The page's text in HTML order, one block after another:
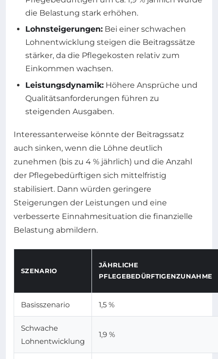
die Belastung stark erhöhen.
Lohnsteigerungen: Bei einer schwachen
Lohnentwicklung steigen die Beitragssätze
stärker, da die Pflegekosten relativ zum
Einkommen wachsen.
Leistungsdynamik: Höhere Ansprüche und
Qualitätsanforderungen führen zu
steigenden Ausgaben.
Interessanterweise könnte der Beitragssatz
auch sinken, wenn die Löhne deutlich
zunehmen (bis zu 4 % jährlich) und die Anzahl
der Pflegebedürftigen sich mittelfristig
stabilisiert. Dann würden geringere
Steigerungen der Leistungen und eine
verbesserte Einnahmesituation die finanzielle
Belastung abmildern.
SZENARIO
JÄHRLICHE
PFLEGEBEDÜRFTIGENZUNAHME
Basisszenario 1,5 %
Schwache
Lohnentwicklung
1,9 %